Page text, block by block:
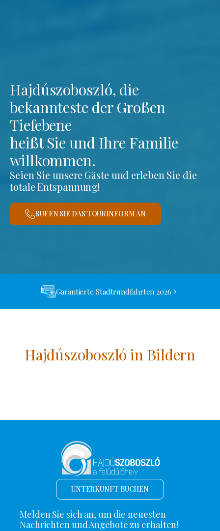
Hajdúszoboszló, die
bekannteste der Großen
Tiefebene
heißt Sie und Ihre Familie
willkommen.
Seien Sie unsere Gäste und erleben Sie die
totale Entspannung!
RUFEN SIE DAS TOURINFORM AN
Garantierte Stadtrundfahrten 2026
Hajdúszoboszló in Bildern
UNTERKUNFT BUCHEN
Melden Sie sich an, um die neuesten
Nachrichten und Angebote zu erhalten!